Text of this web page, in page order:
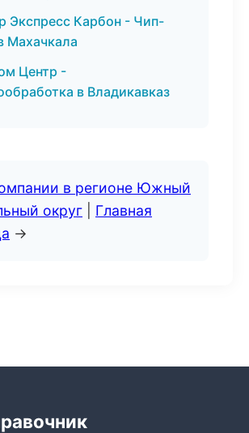
Экспресс Карбон - Чип-
Махачкала
Центр -
в Владикавказ
в регионе Южный
округ
Главная
→